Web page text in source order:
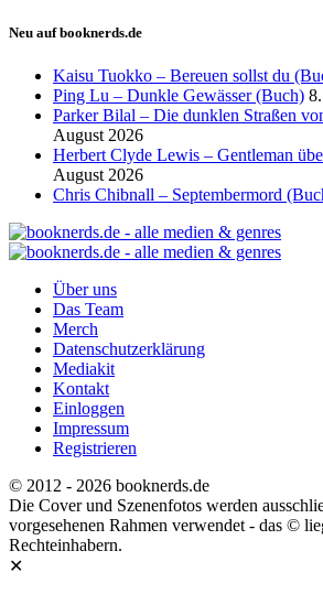
Neu auf booknerds.de
Kaisu Tuokko – Bereuen sollst du
Ping Lu – Dunkle Gewässer (Buch)
Parker Bilal – Die dunklen Straßen
August 2026
Herbert Clyde Lewis – Gentleman
August 2026
Chris Chibnall – Septembermord
Über uns
Das Team
Merch
Datenschutzerklärung
Mediakit
Kontakt
Einloggen
Impressum
Registrieren
© 2012 - 2026 booknerds.de
Die Cover und Szenenfotos werden
vorgesehenen Rahmen verwendet - das ©
Rechteinhabern.
✕